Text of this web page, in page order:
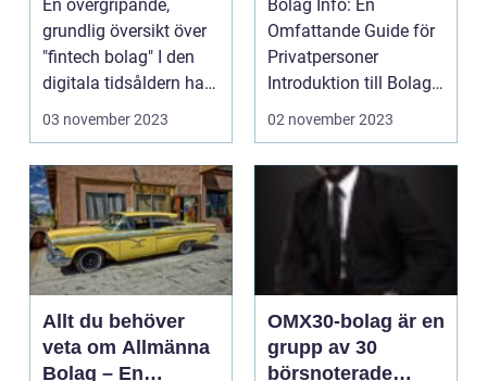
En övergripande,
grundlig översikt över
"fintech bolag" I den
digitala tidsåldern har
teknologi tag...
03 november 2023
Bolag Info: En
Omfattande Guide för
Privatpersoner
Introduktion till Bolag
02 november 2023
Allt du behöver
veta om Allmänna
Bolag – En
OMX30-bolag är en
grupp av 30
börsnoterade